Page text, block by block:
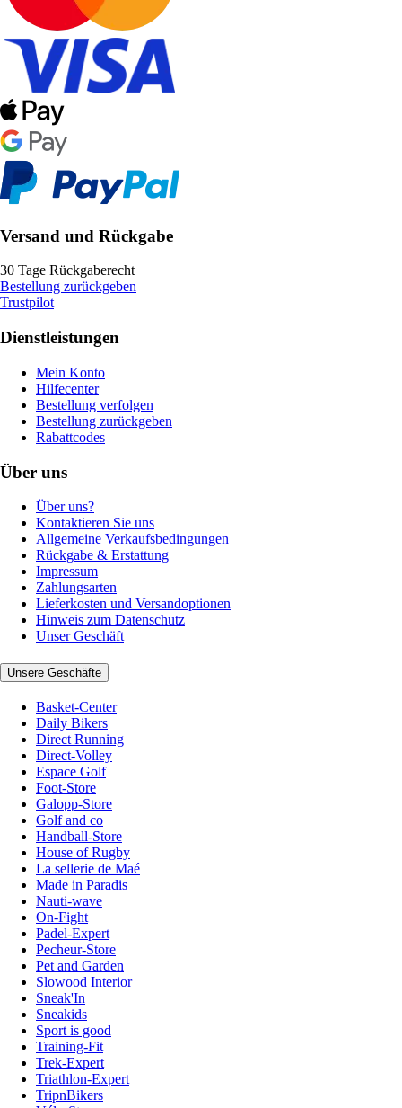
Versand und Rückgabe
30 Tage Rückgaberecht
Bestellung zurückgeben
Trustpilot
Dienstleistungen
Mein Konto
Hilfecenter
Bestellung verfolgen
Bestellung zurückgeben
Rabattcodes
Über uns
Über uns?
Kontaktieren Sie uns
Allgemeine Verkaufsbedingungen
Rückgabe & Erstattung
Impressum
Zahlungsarten
Lieferkosten und Versandoptionen
Hinweis zum Datenschutz
Unser Geschäft
Unsere Geschäfte
Basket-Center
Daily Bikers
Direct Running
Direct-Volley
Espace Golf
Foot-Store
Galopp-Store
Golf and co
Handball-Store
House of Rugby
La sellerie de Maé
Made in Paradis
Nauti-wave
On-Fight
Padel-Expert
Pecheur-Store
Pet and Garden
Slowood Interior
Sneak'In
Sneakids
Sport is good
Training-Fit
Trek-Expert
Triathlon-Expert
TripnBikers